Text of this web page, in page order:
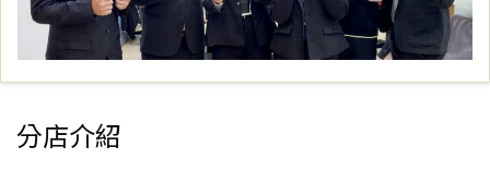
分店介紹